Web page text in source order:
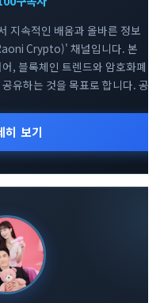
지속적인 배움과 올바른 정보
Crypto)' 채널입니다. 본
, 블록체인 트렌드와 암호화폐
유하는 것을 목표로 합니다. 공식
도 함께 운영하여 투자자 간의
임없이 진화하는 크립토
투자 기준을 세워보세요.
히 보기